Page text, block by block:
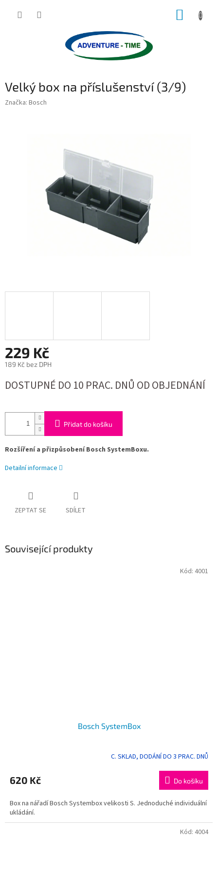
Velký box na příslušenství (3/9)
Značka: Bosch
229 Kč
189 Kč bez DPH
cena:
DOSTUPNÉ DO 10 PRAC. DNŮ OD OBJEDNÁNÍ
Přidat do košíku
Rozšíření a přizpůsobení Bosch SystemBoxu.
Detailní informace
ZEPTAT SE SDÍLET
Související produkty
Bosch SystemBox
produktu
je
z
5
hvězdiček.
C. SKLAD, DODÁNÍ DO 3 PRAC. DNŮ
620 Kč Do košíku
Box na nářadí Bosch Systembox velikosti S. Jednoduché individuální
ukládání.
Kód: 4001
Kód: 4004